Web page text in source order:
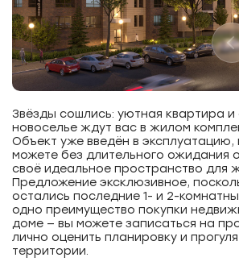
Звёзды сошлись: уютная квартира и
новоселье ждут вас в жилом
Объект уже введён в эксплуатацию,
можете без длительного ожидания
своё идеальное пространство для
Предложение эксклюзивное,
остались последние 1- и 2-
одно преимущество покупки
доме — вы можете записаться на
лично оценить планировку и
территории.